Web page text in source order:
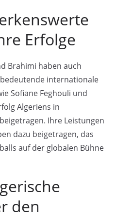
Erfolge
Brahimi haben auch
internationale
Sofiane Feghouli und
Algeriens in
Ihre Leistungen
dazu beigetragen, das
auf der globalen Bühne
den